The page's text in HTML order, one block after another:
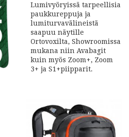
Lumivyöryissä tarpeellisia
paukkureppuja ja
lumiturvavälineistä
saapuu näytille
Ortovoxilta, Showroomissa
mukana niin Avabagit
kuin myös Zoom+, Zoom
3+ ja S1+piipparit.